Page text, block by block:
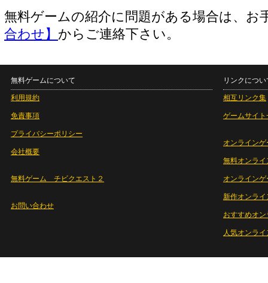
無料ゲームの紹介に問題がある場合は、お
合わせ】 からご連絡下さい。
無料ゲームについて
利用規約
免責事項
プライバシーポリシー
会社概要
無料ゲーム チビクエスト２
お問い合わせ
リンクについ
相互リンク集
ゲームサイト
オンラインゲ
無料オンライ
オンライン
新作オンライ
おすすめオ
人気オンラ